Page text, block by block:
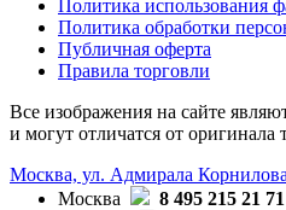
Политика использования
Политика обработки
Публичная оферта
Правила торговли
Все изображения на сайте
и могут отличатся от оригинала
Москва, ул. Адмирала Корнилова
Москва
8 495 215 21 71